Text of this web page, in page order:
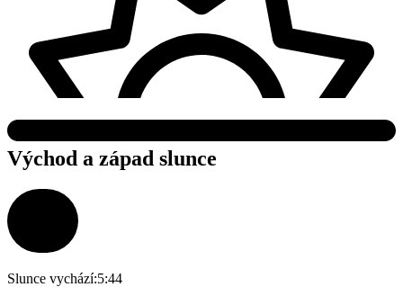
Východ a západ slunce
Slunce vychází:5:44